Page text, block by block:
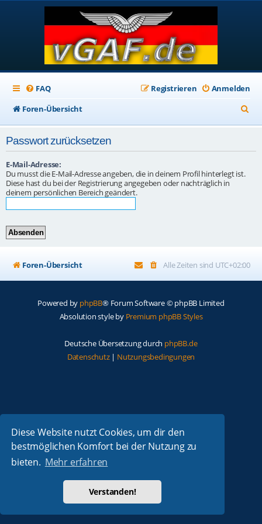
Diese Website nutzt Cookies, um dir den
bestmöglichen Komfort bei der Nutzung zu
bieten. Mehr erfahren
Verstanden!
FAQ Anmelden
Registrieren
Foren-Übersicht
u
Passwort zurücksetzen
E-Mail-Adresse:
Du musst die E-Mail-Adresse angeben, die in deinem Profil hinterlegt ist.
Diese hast du bei der Registrierung angegeben oder nachträglich in
deinem persönlichen Bereich geändert.
Foren-Übersicht Alle Zeiten sind UTC+02:00
Powered by phpBB® Forum Software © phpBB Limited
Absolution style by Premium phpBB Styles
Deutsche Übersetzung durch phpBB.de
Datenschutz| Nutzungsbedingungen